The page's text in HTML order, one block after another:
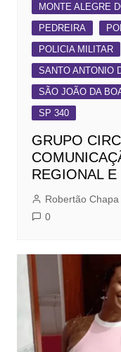
MONTE ALEGRE
PEDREIRA
POLICIA MILITAR
SANTO ANTONIO
SÃO JOÃO DA
SP 340
GRUPO
REGIONAL
Robertão
0